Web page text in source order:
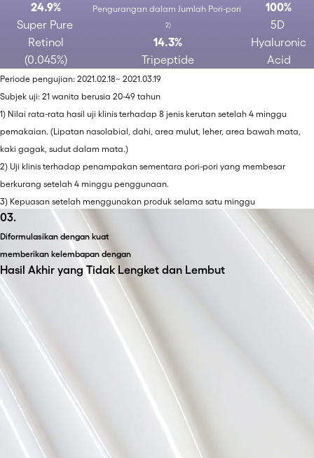
24.9%
Super Pure
Retinol
(0.045%)
2)
14.3%
Tripeptide
100%
5D
Hyaluronic
Acid
Periode pengujian: 2021.02.18~ 2021.03.19
Subjek uji: 21 wanita berusia 20-49 tahun
1) Nilai rata-rata hasil uji klinis terhadap 8 jenis kerutan setelah 4 minggu
pemakaian. (Lipatan nasolabial, dahi, area mulut, leher, area bawah mata,
kaki gagak, sudut dalam mata.)
2) Uji klinis terhadap penampakan sementara pori-pori yang membesar
berkurang setelah 4 minggu penggunaan.
3) Kepuasan setelah menggunakan produk selama satu minggu
03.
Diformulasikan dengan kuat
memberikan kelembapan dengan
Hasil Akhir yang Tidak Lengket dan Lembut